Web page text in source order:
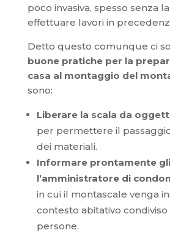
poco invasiva, spesso senza
effettuare lavori in
Detto questo comunque ci
buone pratiche per la
casa al montaggio del
sono:
Liberare la scala da
per permettere il
dei materiali.
Informare prontamente
l’amministratore di
in cui il montascale venga
contesto abitativo
persone.